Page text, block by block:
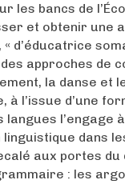
les bancs de
et obtenir une
« d’éducatrice
approches de
la danse et
à l’issue d’une
langues l’engage
dans
aux portes
: les